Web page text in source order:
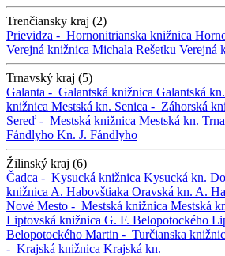
Trenčiansky kraj (2)
Prievidza - Hornonitrianska knižnica
Verejná knižnica Michala Rešetku Verejná
Trnavský kraj (5)
Galanta - Galantská knižnica Galantská kn.
knižnica Mestská kn. Senica - Záhorská
Sereď - Mestská knižnica Mestská kn.
Fándlyho Kn. J. Fándlyho
Žilinský kraj (6)
Čadca - Kysucká knižnica Kysucká kn.
knižnica A. Habovštiaka Oravská kn. A.
Nové Mesto - Mestská knižnica Mestská
Liptovská knižnica G. F. Belopotockého
Belopotockého Martin - Turčianska
- Krajská knižnica Krajská kn.